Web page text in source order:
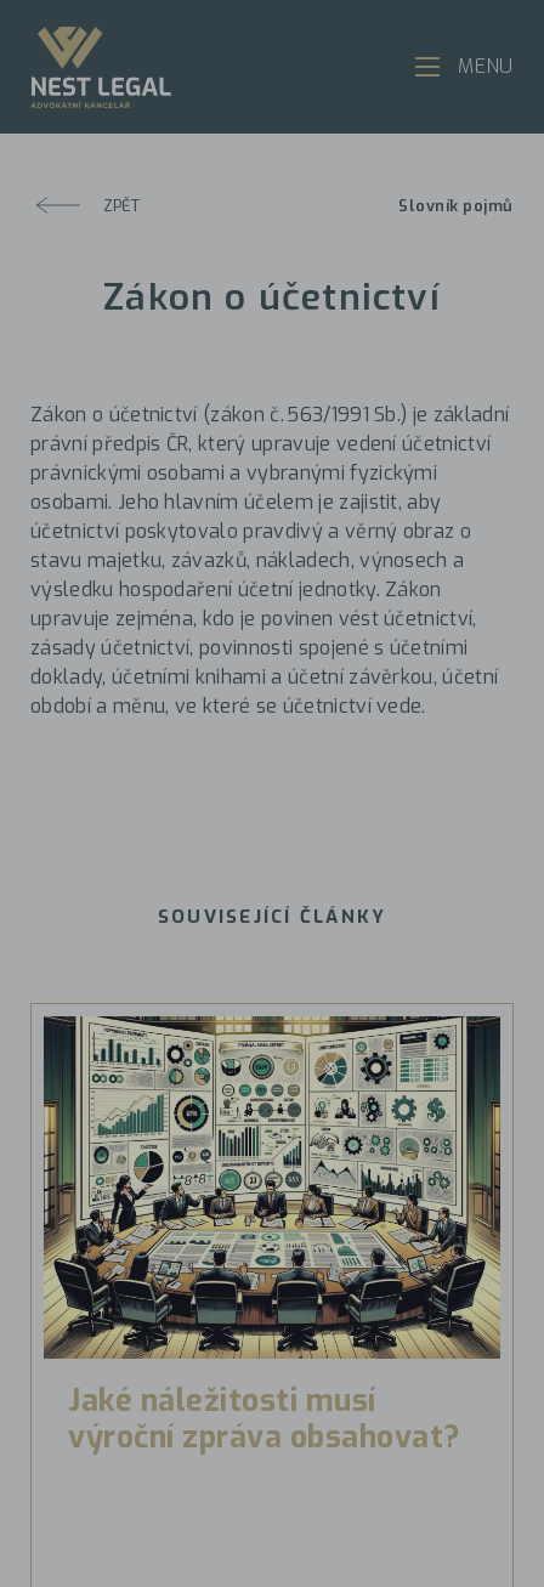
ZPĚT Slovník pojmů
Zákon o účetnictví
Zákon o účetnictví (zákon č. 563/1991 Sb.) je základní
právní předpis ČR, který upravuje vedení účetnictví
právnickými osobami a vybranými fyzickými
osobami. Jeho hlavním účelem je zajistit, aby
účetnictví poskytovalo pravdivý a věrný obraz o
stavu majetku, závazků, nákladech, výnosech a
výsledku hospodaření účetní jednotky. Zákon
upravuje zejména, kdo je povinen vést účetnictví,
zásady účetnictví, povinnosti spojené s účetními
doklady, účetními knihami a účetní závěrkou, účetní
období a měnu, ve které se účetnictví vede.
SOUVISEJÍCÍ ČLÁNKY
Jaké náležitosti musí
výroční zpráva obsahovat?
MENU